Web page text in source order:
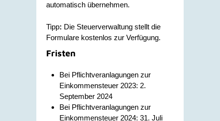
automatisch übernehmen.
Tipp: Die Steuerverwaltung stellt die
Formulare kostenlos zur Verfügung.
Fristen
Bei Pflichtveranlagungen zur
Einkommensteuer 2023: 2.
September 2024
Bei Pflichtveranlagungen zur
Einkommensteuer 2024: 31. Juli